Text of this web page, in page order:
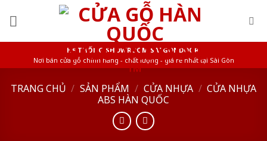
HỆ THỐNG SHOWROOM SAIGONDOOR
Nơi bán cửa gỗ chính hãng - chất lượng - giá rẻ nhất tại Sài Gòn
TRANG CHỦ / SẢN PHẨM / CỬA NHỰA / CỬA NHỰA
ABS HÀN QUỐC